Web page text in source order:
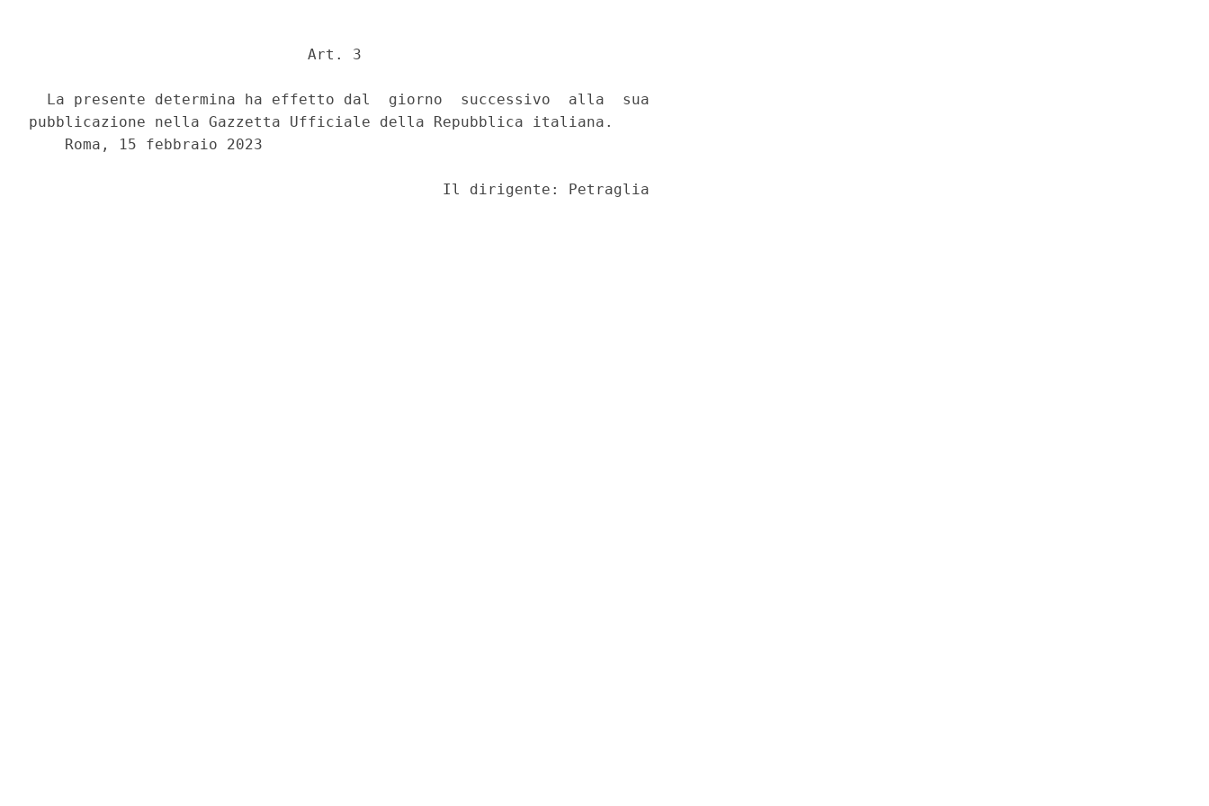
                               Art. 3
  La presente determina ha effetto dal  giorno  successivo  alla  sua
pubblicazione nella Gazzetta Ufficiale della Repubblica italiana.
    Roma, 15 febbraio 2023